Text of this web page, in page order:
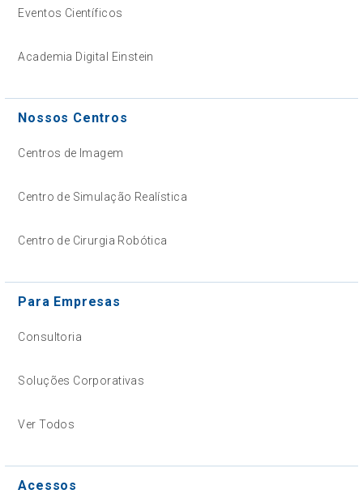
Eventos Científicos
Academia Digital Einstein
Nossos Centros
Centros de Imagem
Centro de Simulação Realística
Centro de Cirurgia Robótica
Para Empresas
Consultoria
Soluções Corporativas
Ver Todos
Acessos